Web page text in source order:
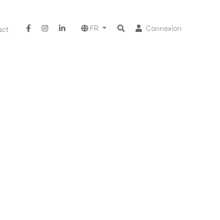
FR Connexion